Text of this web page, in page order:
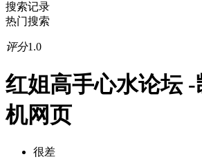
搜索记录
热门搜索
评分1.0
红姐高手心水论坛
机网页
很差